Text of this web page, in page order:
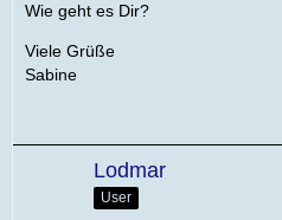
Wie geht es Dir?
Viele Grüße
Sabine
Lodmar
User